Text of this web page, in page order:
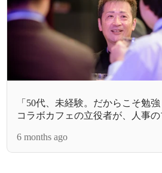
「50代、未経験。だからこそ勉
コラボカフェの立役者が、人事
ンプリ受賞者インタビュー》
6 months ago